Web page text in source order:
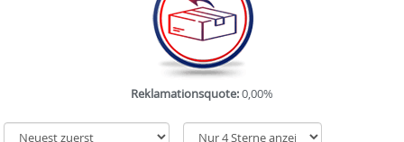
Reklamationsquote:0,00%